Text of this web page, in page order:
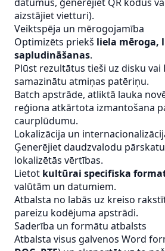
aizstājiet vietturi).
Veiktspēja un mērogojamība
Optimizēts priekš liela mēroga,
sapludināšanas.
Plūst rezultātus tieši uz disku vai
samazinātu atmiņas patēriņu.
Batch apstrāde, atliktā lauka
reģiona atkārtota izmantošana
caurplūdumu.
Lokalizācija un
Ģenerējiet daudzvalodu
lokalizētās vērtības.
Lietot kultūrai specifiska
valūtām un datumiem.
Atbalsta no labās uz kreiso
pareizu kodējuma apstrādi.
Saderība un formātu atbalsts
Atbalsta visus galvenos Word